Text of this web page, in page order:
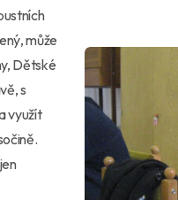
může
Dětské
s
využít